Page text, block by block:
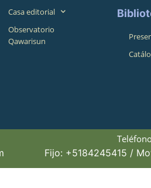
Casa editorial
Observatorio
Qawarisun
Fijo: +5184245415 /